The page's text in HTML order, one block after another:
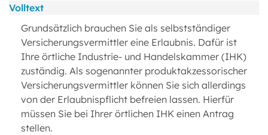
Volltext
Grundsätzlich brauchen Sie als selbstständiger
Versicherungsvermittler eine Erlaubnis. Dafür ist
Ihre örtliche Industrie- und Handelskammer (IHK)
zuständig. Als sogenannter produktakzessorischer
Versicherungsvermittler können Sie sich allerdings
von der Erlaubnispflicht befreien lassen. Hierfür
müssen Sie bei Ihrer örtlichen IHK einen Antrag
stellen.